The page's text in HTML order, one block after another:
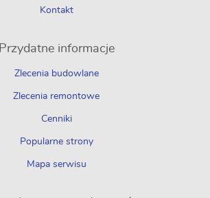
Kontakt
Przydatne informacje
Zlecenia budowlane
Zlecenia remontowe
Cenniki
Popularne strony
Mapa serwisu